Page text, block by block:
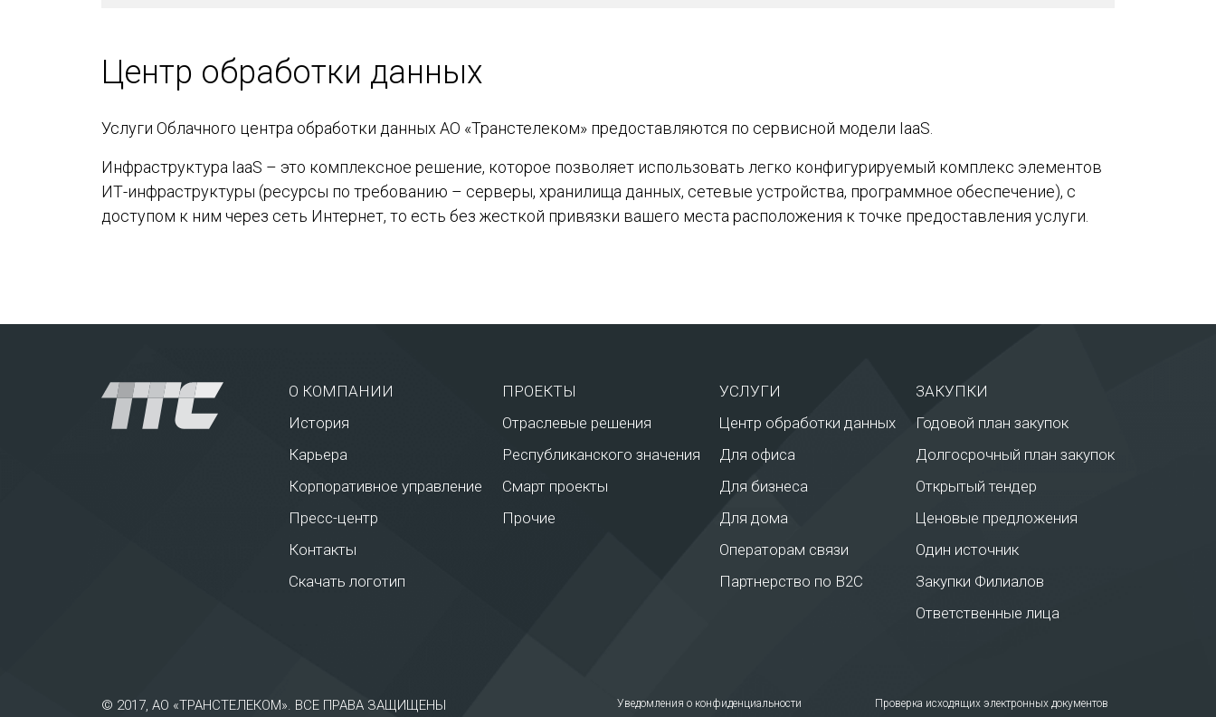
стандартам надежности Tier 3
Центр обработки данных
Услуги Облачного центра обработки данных АО «Транстелеком» предоставляются по сервисной модели IaaS.
Инфраструктура IaaS – это комплексное решение, которое позволяет использовать легко конфигурируемый комплекс элементов
ИТ-инфраструктуры (ресурсы по требованию – серверы, хранилища данных, сетевые устройства, программное обеспечение), с
доступом к ним через сеть Интернет, то есть без жесткой привязки вашего места расположения к точке предоставления услуги.
О КОМПАНИИ
История
Карьера
Корпоративное управление
Пресс-центр
Контакты
Скачать логотип
ПРОЕКТЫ
Отраслевые решения
Республиканского значения
Смарт проекты
Прочие
УСЛУГИ
Центр обработки данных
Для офиса
Для бизнеса
Для дома
Операторам связи
Партнерство по В2С
ЗАКУПКИ
Годовой план закупок
Долгосрочный план закупок
Открытый тендер
Ценовые предложения
Один источник
Закупки Филиалов
Ответственные лица
© 2017, АО «ТРАНСТЕЛЕКОМ». ВСЕ ПРАВА ЗАЩИЩЕНЫ
Уведомления о конфиденциальности
Проверка исходящих электронных документов